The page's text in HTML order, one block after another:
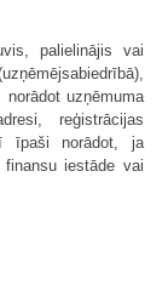
palielinājis vai
uzņēmuma
reģistrācijas
īpaši norādot, ja
finansu iestāde vai